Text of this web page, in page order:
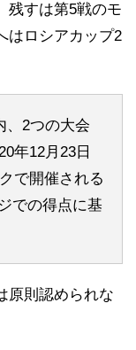
残すは第5戦のモ
はロシアカップ2
、2つの大会
年12月23日
で開催される
での得点に基
原則認められな